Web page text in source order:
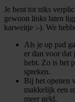
Je bent tot niks
gewoon links laten
karweitje :-). We
Als je op pad
er dan voor dat
hebt. Zo is het
spreken.
Bij het openen
makkelijk een
meer geld.